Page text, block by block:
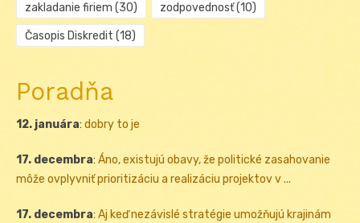
zakladanie firiem (30) zodpovednosť(10)
Časopis Diskredit (18)
Poradňa
12. januára: dobry to je
17. decembra: Áno, existujú obavy, že politické zasahovanie
môže ovplyvniť prioritizáciu a realizáciu projektov v ...
17. decembra: Aj keď nezávislé stratégie umožňujú krajinám